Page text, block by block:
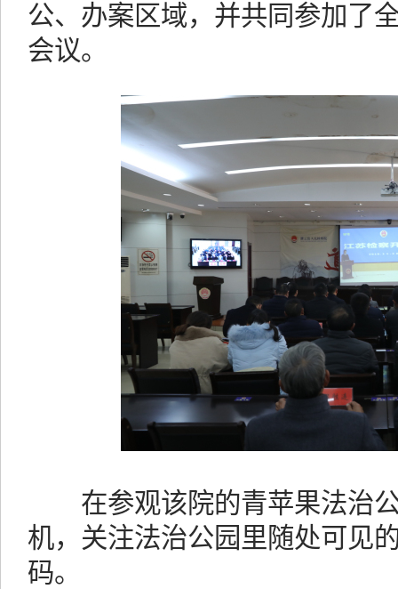
公、办案区域，并共同参加了
会议。
在参观该院的青苹果法治公
机，关注法治公园里随处可见
码。